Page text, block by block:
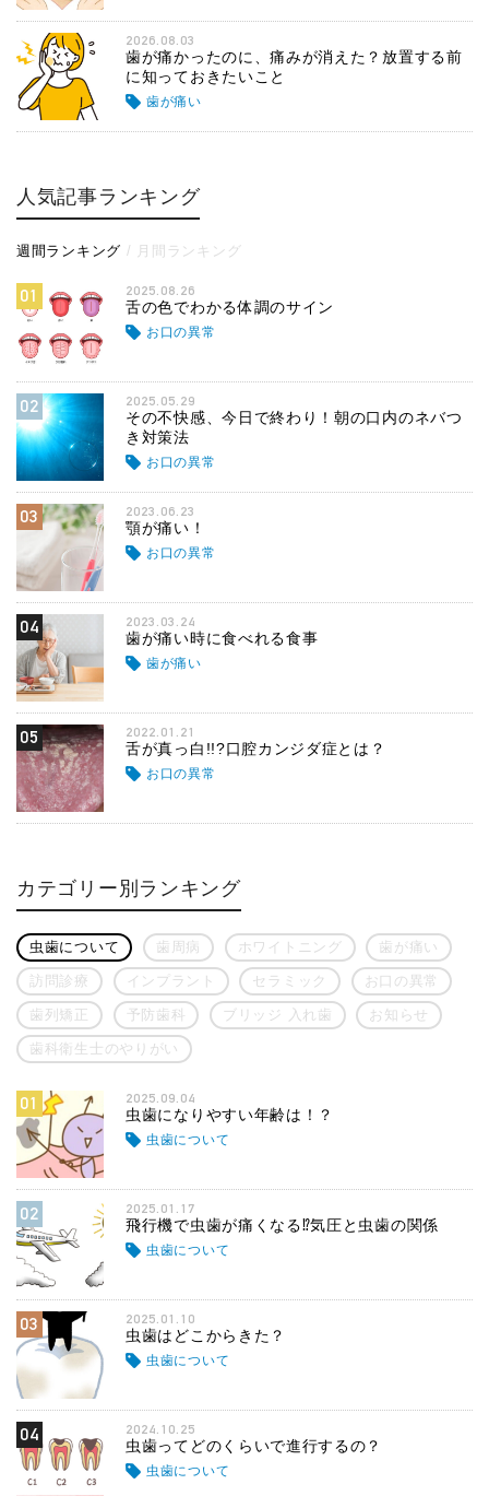
2026.08.03
歯が痛かったのに、痛みが消えた？放置する前
に知っておきたいこと
歯が痛い
人気記事ランキング
週間ランキング 月間ランキング
01 2025.08.26
舌の色でわかる体調のサイン
お口の異常
02 2025.05.29
その不快感、今日で終わり！朝の口内のネバつ
き対策法
お口の異常
03 2023.06.23
顎が痛い！
お口の異常
04 2023.03.24
歯が痛い時に食べれる食事
歯が痛い
05 2022.01.21
舌が真っ白!!?口腔カンジダ症とは？
お口の異常
カテゴリー別ランキング
虫歯について 歯周病 ホワイトニング 歯が痛い
訪問診療 インプラント セラミック お口の異常
歯列矯正 予防歯科 ブリッジ 入れ歯 お知らせ
歯科衛生士のやりがい
01 2025.09.04
虫歯になりやすい年齢は！？
虫歯について
02 2025.01.17
飛行機で虫歯が痛くなる⁉気圧と虫歯の関係
虫歯について
03 2025.01.10
虫歯はどこからきた？
虫歯について
04 2024.10.25
虫歯ってどのくらいで進行するの？
虫歯について